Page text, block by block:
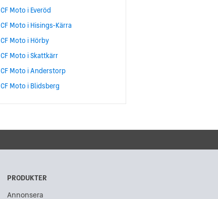
CF Moto i Everöd
CF Moto i Hisings-Kärra
CF Moto i Hörby
CF Moto i Skattkärr
CF Moto i Anderstorp
CF Moto i Blidsberg
PRODUKTER
Annonsera